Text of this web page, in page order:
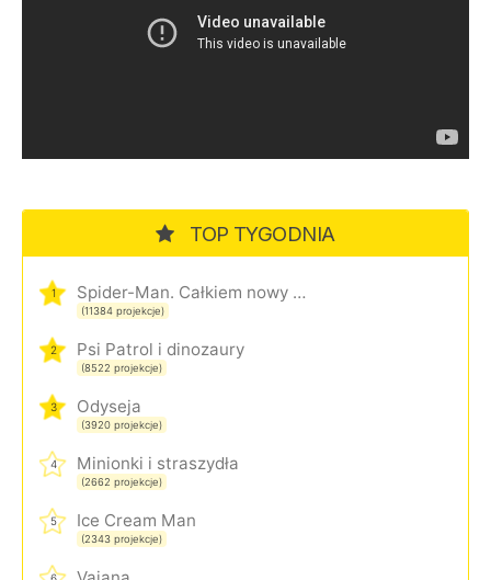
TOP TYGODNIA
1 Spider-Man. Całkiem nowy dzień
(11384 projekcje)
2 Psi Patrol i dinozaury
(8522 projekcje)
3 Odyseja
(3920 projekcje)
4 Minionki i straszydła
(2662 projekcje)
5 Ice Cream Man
(2343 projekcje)
6